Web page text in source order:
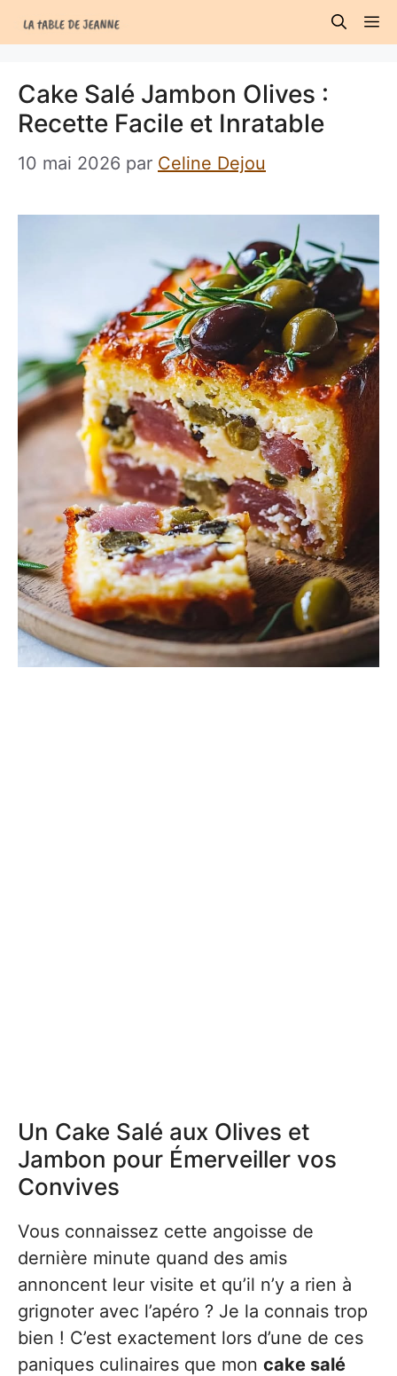
au
Cake Salé Jambon Olives :
Recette Facile et Inratable
10 mai 2026 par Celine Dejou
Un Cake Salé aux Olives et
Jambon pour Émerveiller vos
Convives
Vous connaissez cette angoisse de
dernière minute quand des amis
annoncent leur visite et qu’il n’y a rien à
grignoter avec l’apéro ? Je la connais trop
bien ! C’est exactement lors d’une de ces
paniques culinaires que mon cake salé